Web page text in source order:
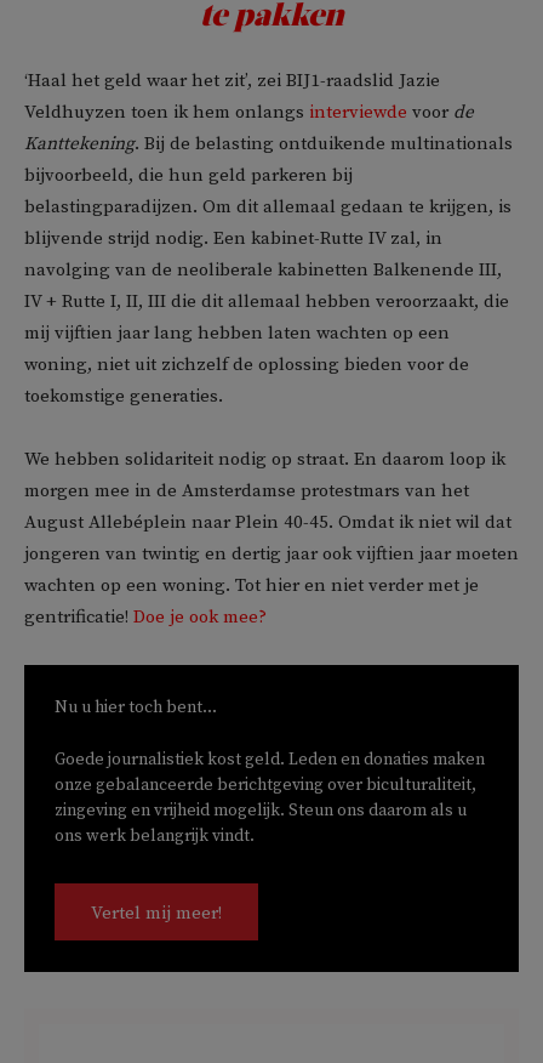
te pakken
‘Haal het geld waar het zit’, zei BIJ1-raadslid Jazie
Veldhuyzen toen ik hem onlangs interviewde voor de
Kanttekening. Bij de belasting ontduikende multinationals
bijvoorbeeld, die hun geld parkeren bij
belastingparadijzen. Om dit allemaal gedaan te krijgen, is
blijvende strijd nodig. Een kabinet-Rutte IV zal, in
navolging van de neoliberale kabinetten Balkenende III,
IV + Rutte I, II, III die dit allemaal hebben veroorzaakt, die
mij vijftien jaar lang hebben laten wachten op een
woning, niet uit zichzelf de oplossing bieden voor de
toekomstige generaties.
We hebben solidariteit nodig op straat. En daarom loop ik
morgen mee in de Amsterdamse protestmars van het
August Allebéplein naar Plein 40-45. Omdat ik niet wil dat
jongeren van twintig en dertig jaar ook vijftien jaar moeten
wachten op een woning. Tot hier en niet verder met je
gentrificatie! Doe je ook mee?
Nu u hier toch bent...
Goede journalistiek kost geld. Leden en donaties maken
onze gebalanceerde berichtgeving over biculturaliteit,
zingeving en vrijheid mogelijk. Steun ons daarom als u
ons werk belangrijk vindt.
Vertel mij meer!